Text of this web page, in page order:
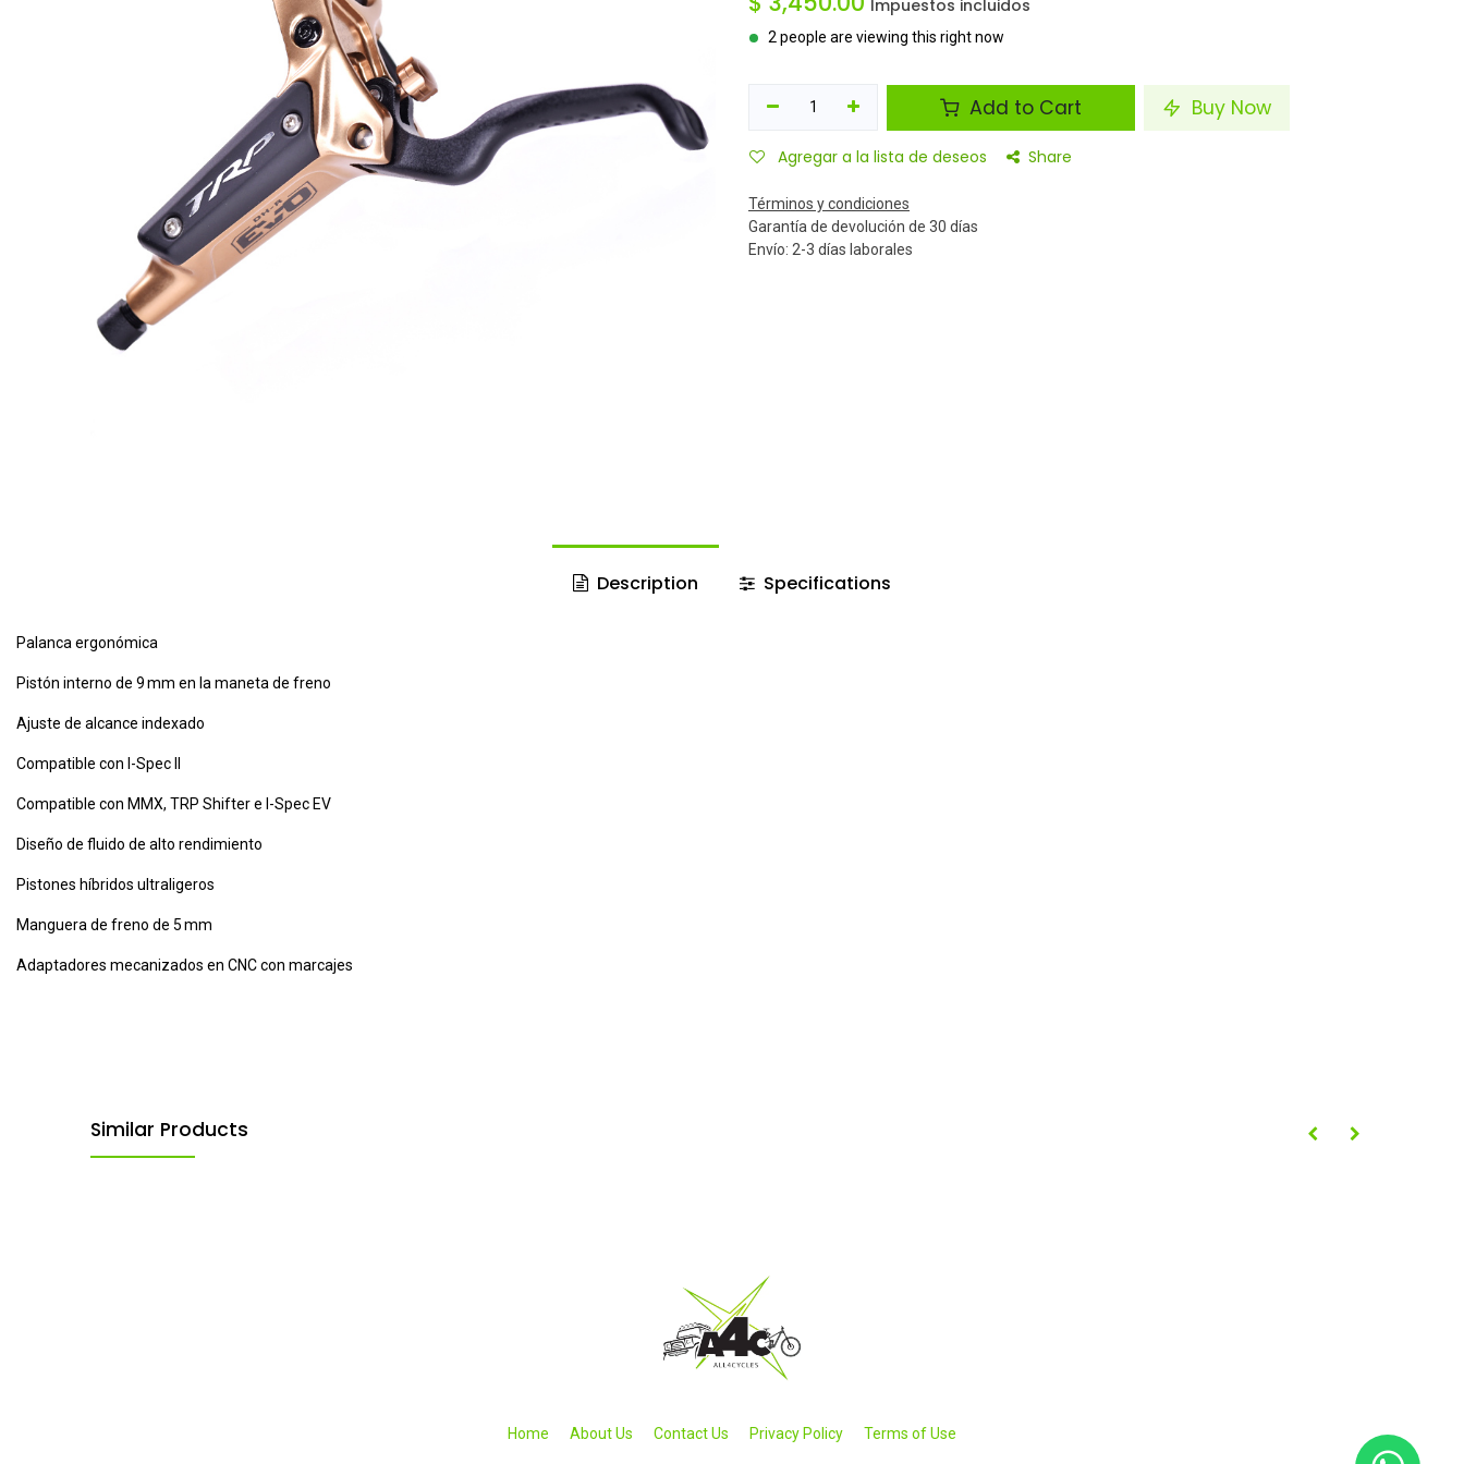
Impuestos incluidos
2 people are viewing this right now
Add to Cart Buy Now
Agregar a la lista de deseos Share
Términos y condiciones
Garantía de devolución de 30 días
Envío: 2-3 días laborales
Description Specifications
Palanca ergonómica
Pistón interno de 9 mm en la maneta de freno
Ajuste de alcance indexado
Compatible con I-Spec II
Compatible con MMX, TRP Shifter e I-Spec EV
Diseño de fluido de alto rendimiento
Pistones híbridos ultraligeros
Manguera de freno de 5 mm
Adaptadores mecanizados en CNC con marcajes
Similar Products
Home About Us Contact Us Privacy Policy Terms of Use